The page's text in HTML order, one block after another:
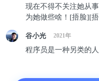
几年前，和他在微信
做技术负责人，我很好
管理的。
现在不得不关注她从
为她做些啥！[捂脸][
谷小光 2021年
程序员是一种另类的人